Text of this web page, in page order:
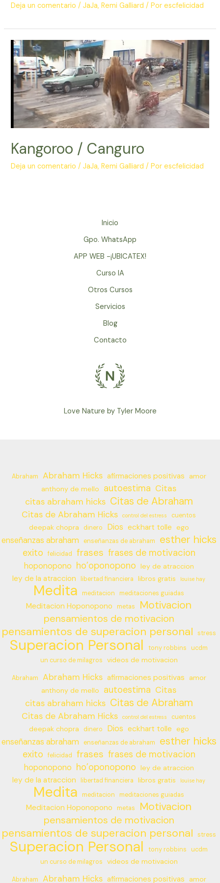
Deja un comentario /JaJa,Remi Galliard / Porescfelicidad
Kangoroo / Canguro
Deja un comentario /JaJa,Remi Galliard / Porescfelicidad
Inicio
Gpo. WhatsApp
APP WEB -¡UBICATEX!
Curso IA
Otros Cursos
Servicios
Blog
Contacto
Love Nature by Tyler Moore
Abraham Abraham Hicks afirmaciones positivas
amor
anthony de mello
autoestima Citas
citas abraham hicks Citas de Abraham
Citas de Abraham Hicks control del estress cuentos
deepak chopra dinero Dios eckhart tolle ego
enseñanzas abraham enseñanzas de abraham esther hicks
exito felicidad frases frases de motivacion
hoponopono ho’oponopono ley de atraccion
ley de la atraccion libertad financiera libros gratis louise hay
Medita meditacion meditaciones guiadas
Meditacion Hoponopono metas Motivacion
pensamientos de motivacion
pensamientos de superacion personal stress
Superacion Personal tony robbins
ucdm
un curso de milagros
videos de motivacion
Abraham Abraham Hicks afirmaciones positivas
amor
anthony de mello
autoestima Citas
citas abraham hicks Citas de Abraham
Citas de Abraham Hicks control del estress cuentos
deepak chopra dinero Dios eckhart tolle ego
enseñanzas abraham enseñanzas de abraham esther hicks
exito felicidad frases frases de motivacion
hoponopono ho’oponopono ley de atraccion
ley de la atraccion libertad financiera libros gratis louise hay
Medita meditacion meditaciones guiadas
Meditacion Hoponopono metas Motivacion
pensamientos de motivacion
pensamientos de superacion personal stress
Superacion Personal tony robbins
ucdm
un curso de milagros
videos de motivacion
Abraham Abraham Hicks afirmaciones positivas amor